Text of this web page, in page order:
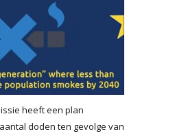
heeft een plan
doden ten gevolge van